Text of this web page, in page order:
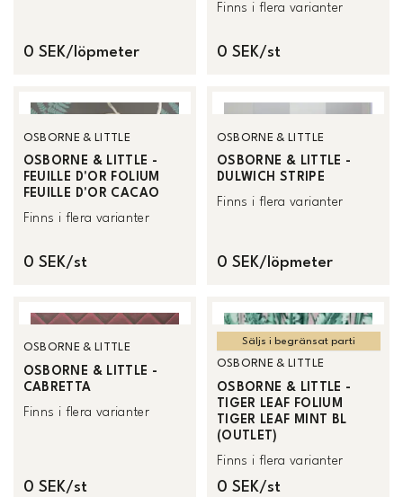
0 SEK/löpmeter
Finns i flera varianter
0 SEK/st
OSBORNE & LITTLE
OSBORNE & LITTLE -
FEUILLE D'OR FOLIUM
FEUILLE D'OR CACAO
Finns i flera varianter
0 SEK/st
OSBORNE & LITTLE
OSBORNE & LITTLE -
DULWICH STRIPE
Finns i flera varianter
0 SEK/löpmeter
OSBORNE & LITTLE
OSBORNE & LITTLE -
CABRETTA
Finns i flera varianter
0 SEK/st
Säljs i begränsat parti
OSBORNE & LITTLE
OSBORNE & LITTLE -
TIGER LEAF FOLIUM
TIGER LEAF MINT BL
(OUTLET)
Finns i flera varianter
0 SEK/st